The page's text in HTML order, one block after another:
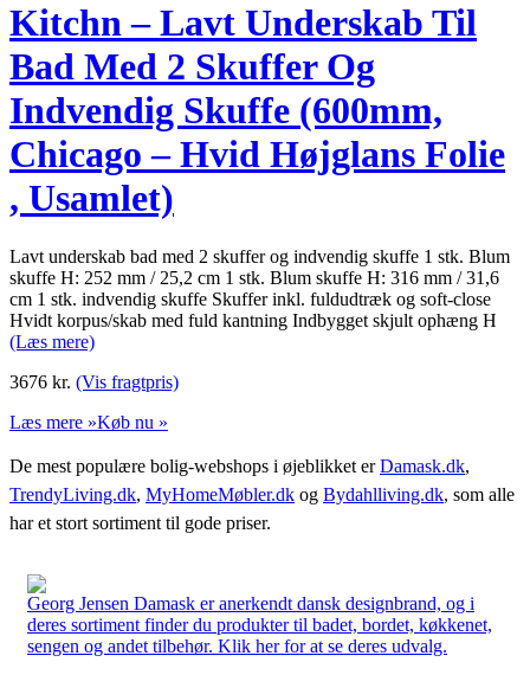
Kitchn – Lavt Underskab Til
Bad Med 2 Skuffer Og
Indvendig Skuffe (600mm,
Chicago – Hvid Højglans Folie
, Usamlet)
Lavt underskab bad med 2 skuffer og indvendig skuffe 1 stk. Blum
skuffe H: 252 mm / 25,2 cm 1 stk. Blum skuffe H: 316 mm / 31,6
cm 1 stk. indvendig skuffe Skuffer inkl. fuldudtræk og soft-close
Hvidt korpus/skab med fuld kantning Indbygget skjult ophæng H
(Læs mere)
3676 kr. (Vis fragtpris)
Læs mere »Køb nu »
De mest populære bolig-webshops i øjeblikket erDamask.dk,
TrendyLiving.dk, MyHomeMøbler.dk og Bydahlliving.dk, som alle
har et stort sortiment til gode priser.
Georg Jensen Damask er anerkendt dansk designbrand, og i
deres sortiment finder du produkter til badet, bordet, køkkenet,
sengen og andet tilbehør. Klik her for at se deres udvalg.